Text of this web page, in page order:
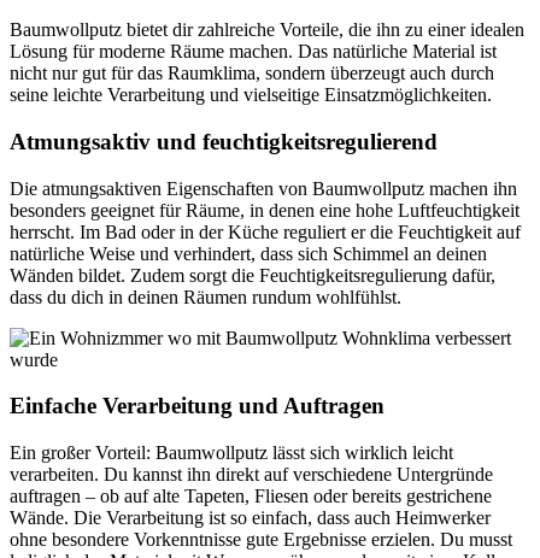
Baumwollputz bietet dir zahlreiche Vorteile, die ihn zu einer idealen
Lösung für moderne Räume machen. Das natürliche Material ist
nicht nur gut für das Raumklima, sondern überzeugt auch durch
seine leichte Verarbeitung und vielseitige Einsatzmöglichkeiten.
Atmungsaktiv und feuchtigkeitsregulierend
Die atmungsaktiven Eigenschaften von Baumwollputz machen ihn
besonders geeignet für Räume, in denen eine hohe Luftfeuchtigkeit
herrscht. Im Bad oder in der Küche reguliert er die Feuchtigkeit auf
natürliche Weise und verhindert, dass sich Schimmel an deinen
Wänden bildet. Zudem sorgt die Feuchtigkeitsregulierung dafür,
dass du dich in deinen Räumen rundum wohlfühlst.
Einfache Verarbeitung und Auftragen
Ein großer Vorteil: Baumwollputz lässt sich wirklich leicht
verarbeiten. Du kannst ihn direkt auf verschiedene Untergründe
auftragen – ob auf alte Tapeten, Fliesen oder bereits gestrichene
Wände. Die Verarbeitung ist so einfach, dass auch Heimwerker
ohne besondere Vorkenntnisse gute Ergebnisse erzielen. Du musst